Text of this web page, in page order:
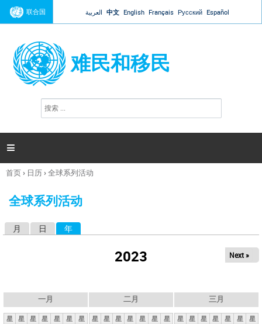
Jump to navigation
联合国 العربية 中文 English Français Русский Español
难民和移民
搜
索

你
这
首页› 日历›全球系列活动
全球系列活动
月 日 年
2023 Next »
一月
星 星 星 星 星 星
星
二月
星 星 星 星 星 星 星
三月
星 星 星 星 星 星 星